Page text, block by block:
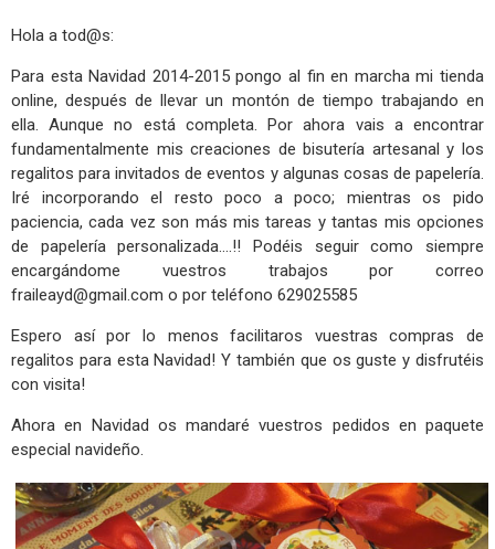
Hola a tod@s:
Para esta Navidad 2014-2015 pongo al fin en marcha mi tienda
online, después de llevar un montón de tiempo trabajando en
ella. Aunque no está completa. Por ahora vais a encontrar
fundamentalmente mis creaciones de bisutería artesanal y los
regalitos para invitados de eventos y algunas cosas de papelería.
Iré incorporando el resto poco a poco; mientras os pido
paciencia, cada vez son más mis tareas y tantas mis opciones
de papelería personalizada....!! Podéis seguir como siempre
encargándome vuestros trabajos por correo
fraileayd@gmail.com o por teléfono 629025585
Espero así por lo menos facilitaros vuestras compras de
regalitos para esta Navidad! Y también que os guste y disfrutéis
con visita!
Ahora en Navidad os mandaré vuestros pedidos en paquete
especial navideño.